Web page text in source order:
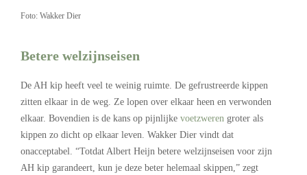
Foto: Wakker Dier
Betere welzijnseisen
De AH kip heeft veel te weinig ruimte. De gefrustreerde kippen
zitten elkaar in de weg. Ze lopen over elkaar heen en verwonden
elkaar. Bovendien is de kans op pijnlijke voetzweren groter als
kippen zo dicht op elkaar leven. Wakker Dier vindt dat
onacceptabel. “Totdat Albert Heijn betere welzijnseisen voor zijn
AH kip garandeert, kun je deze beter helemaal skippen,” zegt